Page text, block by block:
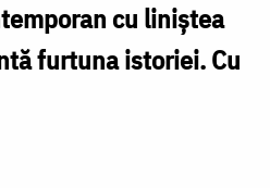
cu liniștea
furtuna istoriei. Cu